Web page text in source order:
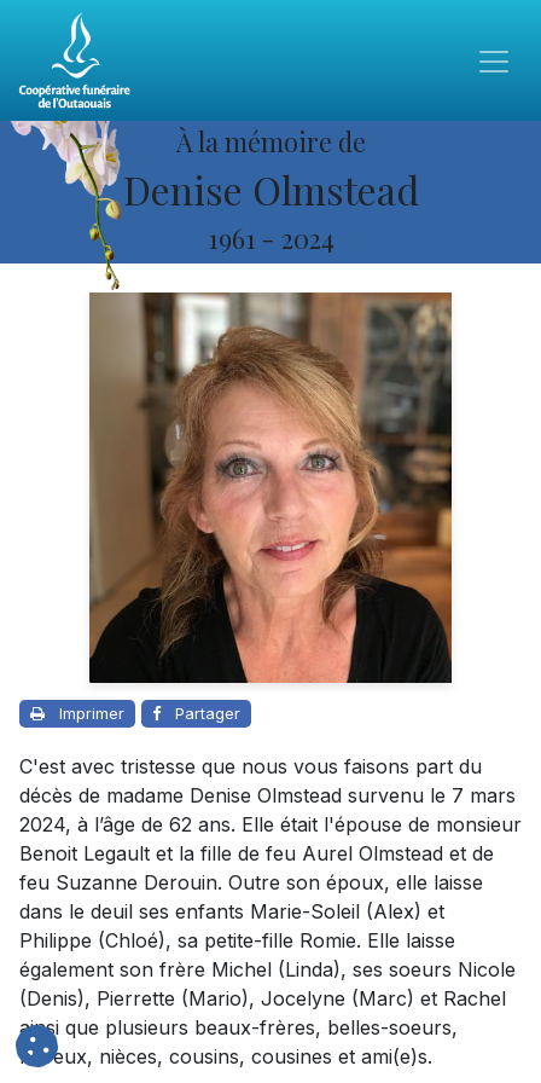
À la mémoire de
Denise Olmstead
1961 - 2024
Imprimer Partager
C'est avec tristesse que nous vous faisons part du
décès de madame Denise Olmstead survenu le 7 mars
2024, à l’âge de 62 ans. Elle était l'épouse de monsieur
Benoit Legault et la fille de feu Aurel Olmstead et de
feu Suzanne Derouin. Outre son époux, elle laisse
dans le deuil ses enfants Marie-Soleil (Alex) et
Philippe (Chloé), sa petite-fille Romie. Elle laisse
également son frère Michel (Linda), ses soeurs Nicole
(Denis), Pierrette (Mario), Jocelyne (Marc) et Rachel
ainsi que plusieurs beaux-frères, belles-soeurs,
neveux, nièces, cousins, cousines et ami(e)s.